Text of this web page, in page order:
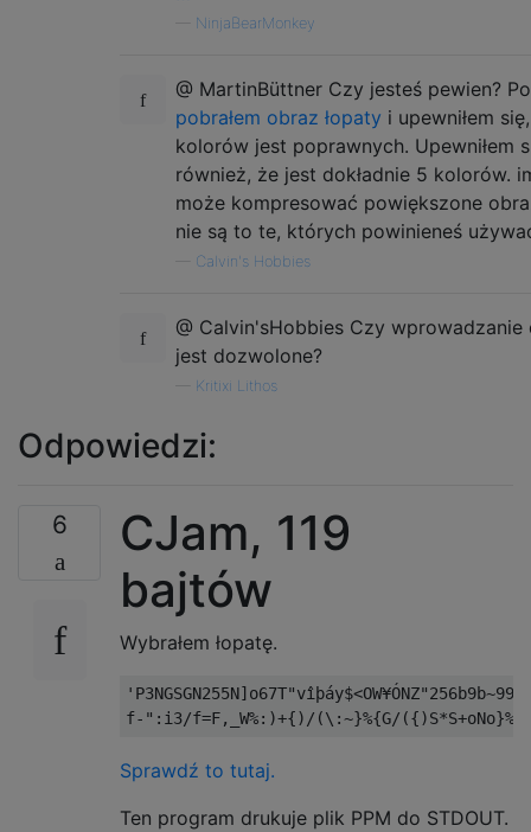
NinjaBearMonkey
@ MartinBüttner Czy jesteś pewien?
pobrałem obraz łopaty i upewniłem
kolorów jest poprawnych. Upewniłem
również, że jest dokładnie 5 kolorów.
może kompresować powiększone
nie są to te, których powinieneś
Calvin's Hobbies
@ Calvin'sHobbies Czy wprowadzanie
jest dozwolone?
Kritixi Lithos
Odpowiedzi:
6
CJam, 119
bajtów
Wybrałem łopatę.
Sprawdź to tutaj.
Ten program drukuje plik PPM do STDOUT.